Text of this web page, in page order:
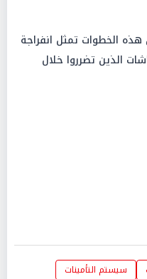
هذه الخطوات تمثل انفراجة
الذين تضرروا خلال
سيستم التأمينات